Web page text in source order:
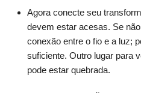
Agora conecte seu
devem estar acesas. Se
conexão entre o fio e a luz;
suficiente. Outro lugar para
pode estar quebrada.